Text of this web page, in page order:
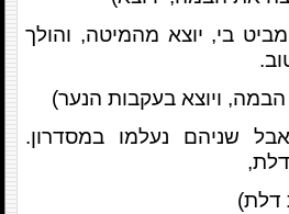
בי, יוצא מהמיטה, והולך
ויוצא בעקבות הנער)
שניהם נעלמו במסדרון.
דלת)